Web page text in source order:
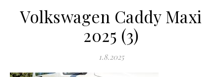
Volkswagen Caddy Maxi
2025 (3)
1.8.2025